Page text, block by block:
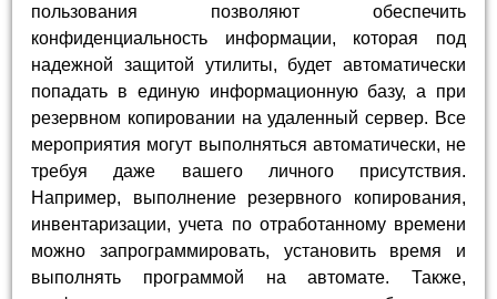
пользования позволяют обеспечить
конфиденциальность информации, которая под
надежной защитой утилиты, будет автоматически
попадать в единую информационную базу, а при
резервном копировании на удаленный сервер. Все
мероприятия могут выполняться автоматически, не
требуя даже вашего личного присутствия.
Например, выполнение резервного копирования,
инвентаризации, учета по отработанному времени
можно запрограммировать, установить время и
выполнять программой на автомате. Также,